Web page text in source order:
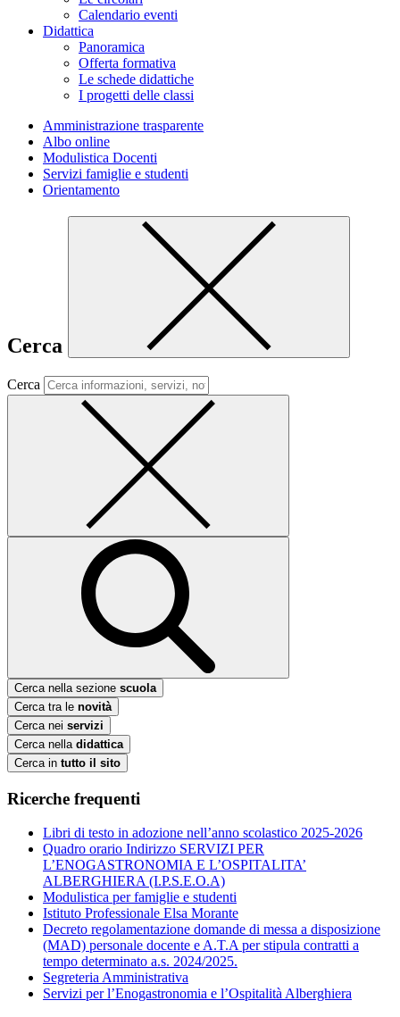
Calendario eventi
Didattica
Panoramica
Offerta formativa
Le schede didattiche
I progetti delle classi
Amministrazione trasparente
Albo online
Modulistica Docenti
Servizi famiglie e studenti
Orientamento
Cerca
Cerca
Cerca nella sezione scuola
Cerca tra le novità
Cerca nei servizi
Cerca nella didattica
Cerca in tutto il sito
Ricerche frequenti
Libri di testo in adozione nell’anno scolastico 2025-2026
Quadro orario Indirizzo SERVIZI PER
L’ENOGASTRONOMIA E L’OSPITALITA’
ALBERGHIERA (I.P.S.E.O.A)
Modulistica per famiglie e studenti
Istituto Professionale Elsa Morante
Decreto regolamentazione domande di messa a disposizione
(MAD) personale docente e A.T.A per stipula contratti a
tempo determinato a.s. 2024/2025.
Segreteria Amministrativa
Servizi per l’Enogastronomia e l’Ospitalità Alberghiera